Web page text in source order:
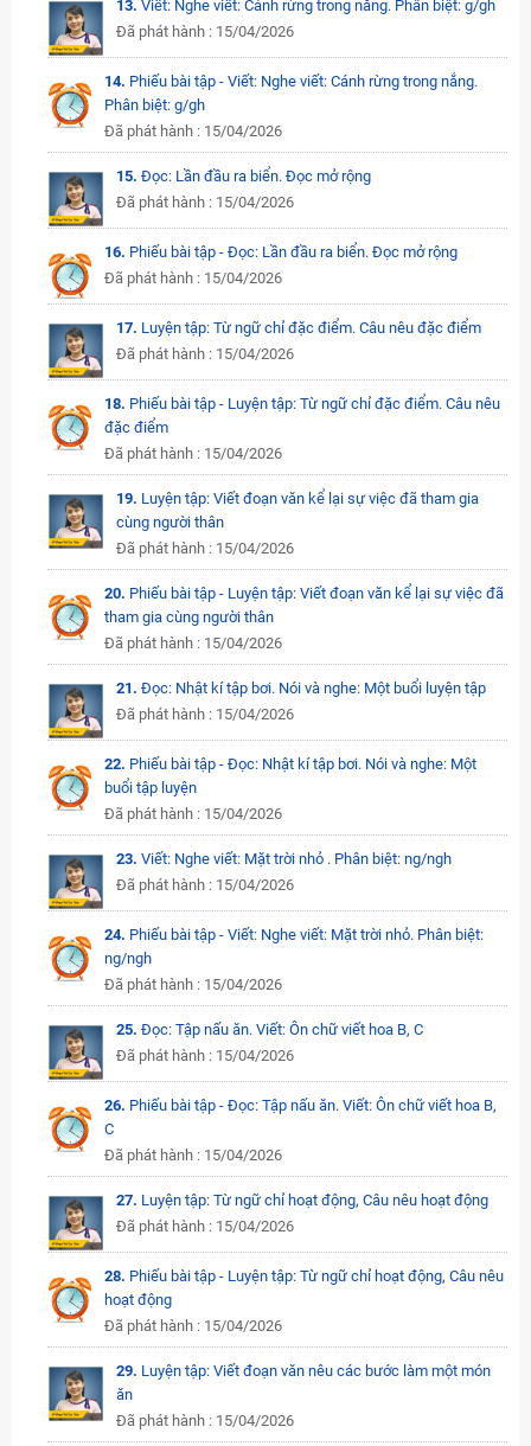
13. Viết: Nghe viết: Cánh rừng trong nắng. Phân biệt: g/gh
Đã phát hành : 15/04/2026
14. Phiếu bài tập - Viết: Nghe viết: Cánh rừng trong nắng.
Phân biệt: g/gh
Đã phát hành : 15/04/2026
15. Đọc: Lần đầu ra biển. Đọc mở rộng
Đã phát hành : 15/04/2026
16. Phiếu bài tập - Đọc: Lần đầu ra biển. Đọc mở rộng
Đã phát hành : 15/04/2026
17. Luyện tập: Từ ngữ chỉ đặc điểm. Câu nêu đặc điểm
Đã phát hành : 15/04/2026
18. Phiếu bài tập - Luyện tập: Từ ngữ chỉ đặc điểm. Câu nêu
đặc điểm
Đã phát hành : 15/04/2026
19. Luyện tập: Viết đoạn văn kể lại sự việc đã tham gia
cùng người thân
Đã phát hành : 15/04/2026
20. Phiếu bài tập - Luyện tập: Viết đoạn văn kể lại sự việc đã
tham gia cùng người thân
Đã phát hành : 15/04/2026
21. Đọc: Nhật kí tập bơi. Nói và nghe: Một buổi luyện tập
Đã phát hành : 15/04/2026
22. Phiếu bài tập - Đọc: Nhật kí tập bơi. Nói và nghe: Một
buổi tập luyện
Đã phát hành : 15/04/2026
23. Viết: Nghe viết: Mặt trời nhỏ . Phân biệt: ng/ngh
Đã phát hành : 15/04/2026
24. Phiếu bài tập - Viết: Nghe viết: Mặt trời nhỏ. Phân biệt:
ng/ngh
Đã phát hành : 15/04/2026
25. Đọc: Tập nấu ăn. Viết: Ôn chữ viết hoa B, C
Đã phát hành : 15/04/2026
26. Phiếu bài tập - Đọc: Tập nấu ăn. Viết: Ôn chữ viết hoa B,
C
Đã phát hành : 15/04/2026
27. Luyện tập: Từ ngữ chỉ hoạt động, Câu nêu hoạt động
Đã phát hành : 15/04/2026
28. Phiếu bài tập - Luyện tập: Từ ngữ chỉ hoạt động, Câu nêu
hoạt động
Đã phát hành : 15/04/2026
29. Luyện tập: Viết đoạn văn nêu các bước làm một món
ăn
Đã phát hành : 15/04/2026